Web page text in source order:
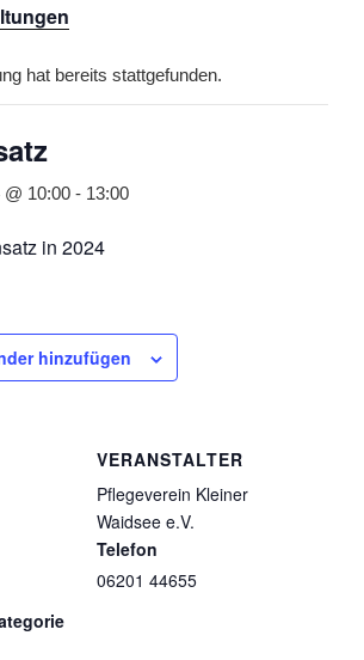
hat bereits stattgefunden.
@ 10:00 - 13:00
in 2024
hinzufügen
VERANSTALTER
Pflegeverein Kleiner
Waidsee e.V.
Telefon
06201 44655